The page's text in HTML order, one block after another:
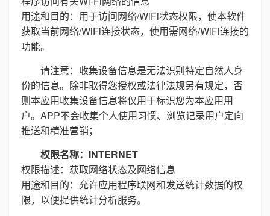
用途和目的：用于访问网络/WiFi状态权限，使本软件
获取当前网络/WiFi连接状态，使用需网络/WiFi连接的
功能。
请注意：收集设备信息是无法识别特定自然人身
份的信息。除非取得您授权或法律法规另有规定，否
则本应用收集设备信息将仅用于标识您为本应用用
户。APP不会收集个人使用习惯、浏览记录用户定向
推送和精准营销；
权限名称：INTERNET
权限描述：获取网络状态及网络信息
用途和目的：允许应用程序联网和发送统计数据的权
限，以便提供统计分析服务。